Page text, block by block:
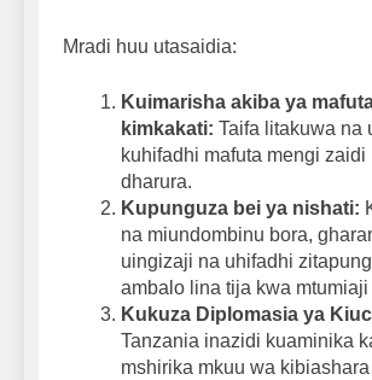
Mradi huu utasaidia:
Kuimarisha akiba ya
kimkakati: Taifa litakuwa na
kuhifadhi mafuta mengi
dharura.
Kupunguza bei ya nishati:
na miundombinu bora,
uingizaji na uhifadhi
ambalo lina tija kwa
Kukuza Diplomasia ya
Tanzania inazidi kuaminika
mshirika mkuu wa